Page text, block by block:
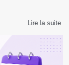
Lire la suite